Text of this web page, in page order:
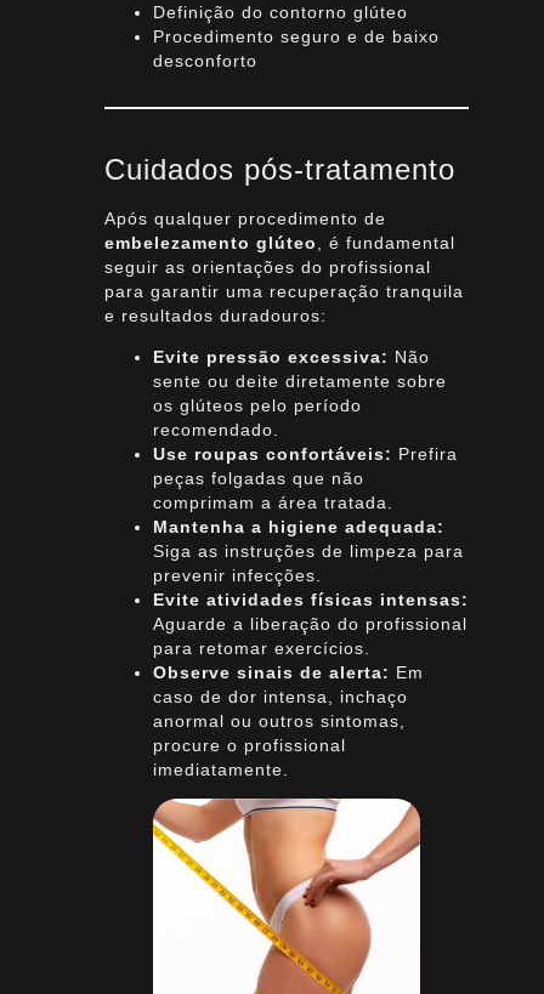
Definição do contorno glúteo
Procedimento seguro e de baixo
desconforto
Cuidados pós-tratamento
Após qualquer procedimento de
embelezamento glúteo , é fundamental
seguir as orientações do profissional
para garantir uma recuperação tranquila
e resultados duradouros:
Evite pressão excessiva: Não
sente ou deite diretamente sobre
os glúteos pelo período
recomendado.
Use roupas confortáveis: Prefira
peças folgadas que não
comprimam a área tratada.
Mantenha a higiene adequada:
Siga as instruções de limpeza para
prevenir infecções.
Evite atividades físicas intensas:
Aguarde a liberação do profissional
para retomar exercícios.
Observe sinais de alerta: Em
caso de dor intensa, inchaço
anormal ou outros sintomas,
procure o profissional
imediatamente.